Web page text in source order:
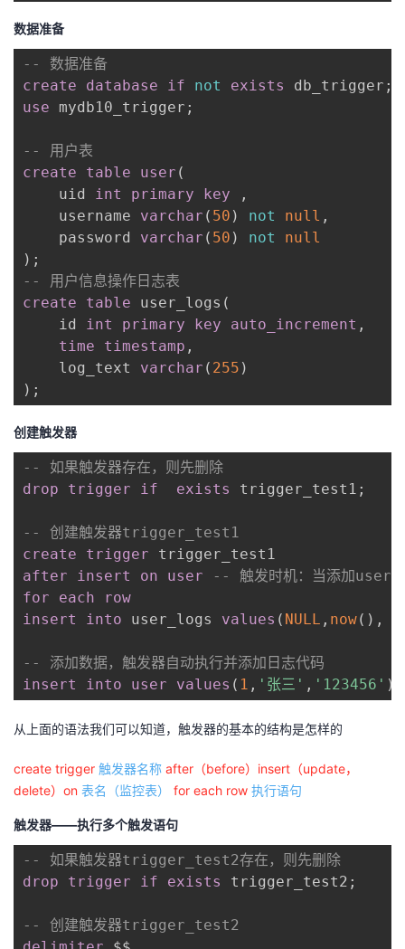
数据准备
-- 数据准备
create
database if not exists db_trigger ;
use mydb10_trigger ;
-- 用户表
create
table user (
    uid
int primary key
,
    username
varchar ( 50 ) not null ,
    password
varchar ( 50 ) not
null
) ;
-- 用户信息操作日志表
create
table user_logs (
    id
int primary key auto_increment ,
time
timestamp ,
    log_text
varchar ( 255 )
) ;
创建触发器
-- 如果触发器存在，则先删除
drop
trigger if exists trigger_test1 ;
-- 创建触发器trigger_test1
create
trigger
after
insert on user
-- 触发时机：当添加user表
for each row
insert
into user_logs values ( NULL , now( ) ,
-- 添加数据，触发器自动执行并添加日志代码
insert
into user values ( 1 , '张三' , '123456' )
从上面的语法我们可以知道，触发器的基本的结构是怎样的
create trigger 触发器名称 after（before）insert（update，
delete）on 表名（监控表） for each row 执行语句
触发器——执行多个触发语句
-- 如果触发器trigger_test2存在，则先删除
drop
trigger if exists trigger_test2 ;
-- 创建触发器trigger_test2